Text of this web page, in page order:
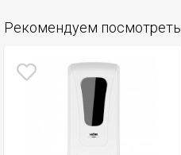
Рекомендуем посмотреть